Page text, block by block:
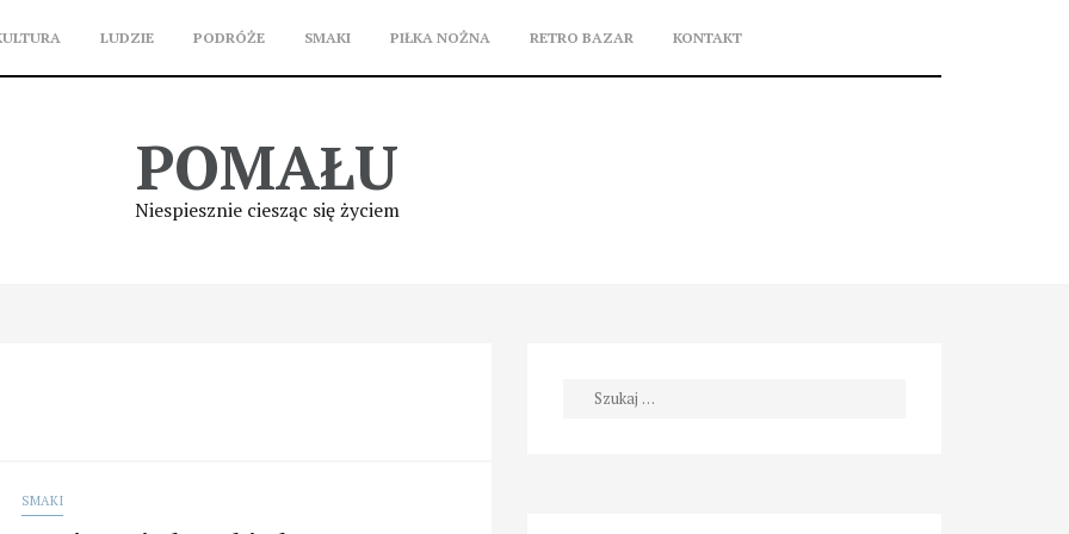
LUDZIE PODRÓŻE SMAKI PIŁKA NOŻNA RETRO BAZAR KONTAKT
POMAŁU
Niespiesznie ciesząc się życiem
SMAKI
Szukaj: